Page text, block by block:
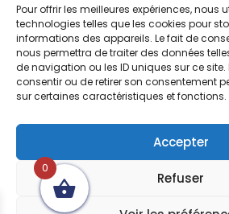
Pour offrir les meilleures expériences, nous
technologies telles que les cookies pour
informations des appareils. Le fait de
nous permettra de traiter des données
de navigation ou les ID uniques sur ce site.
consentir ou de retirer son consentement
sur certaines caractéristiques et fonctions.
Accepter
Refuser
ENCRE NOIRE HP 651
0